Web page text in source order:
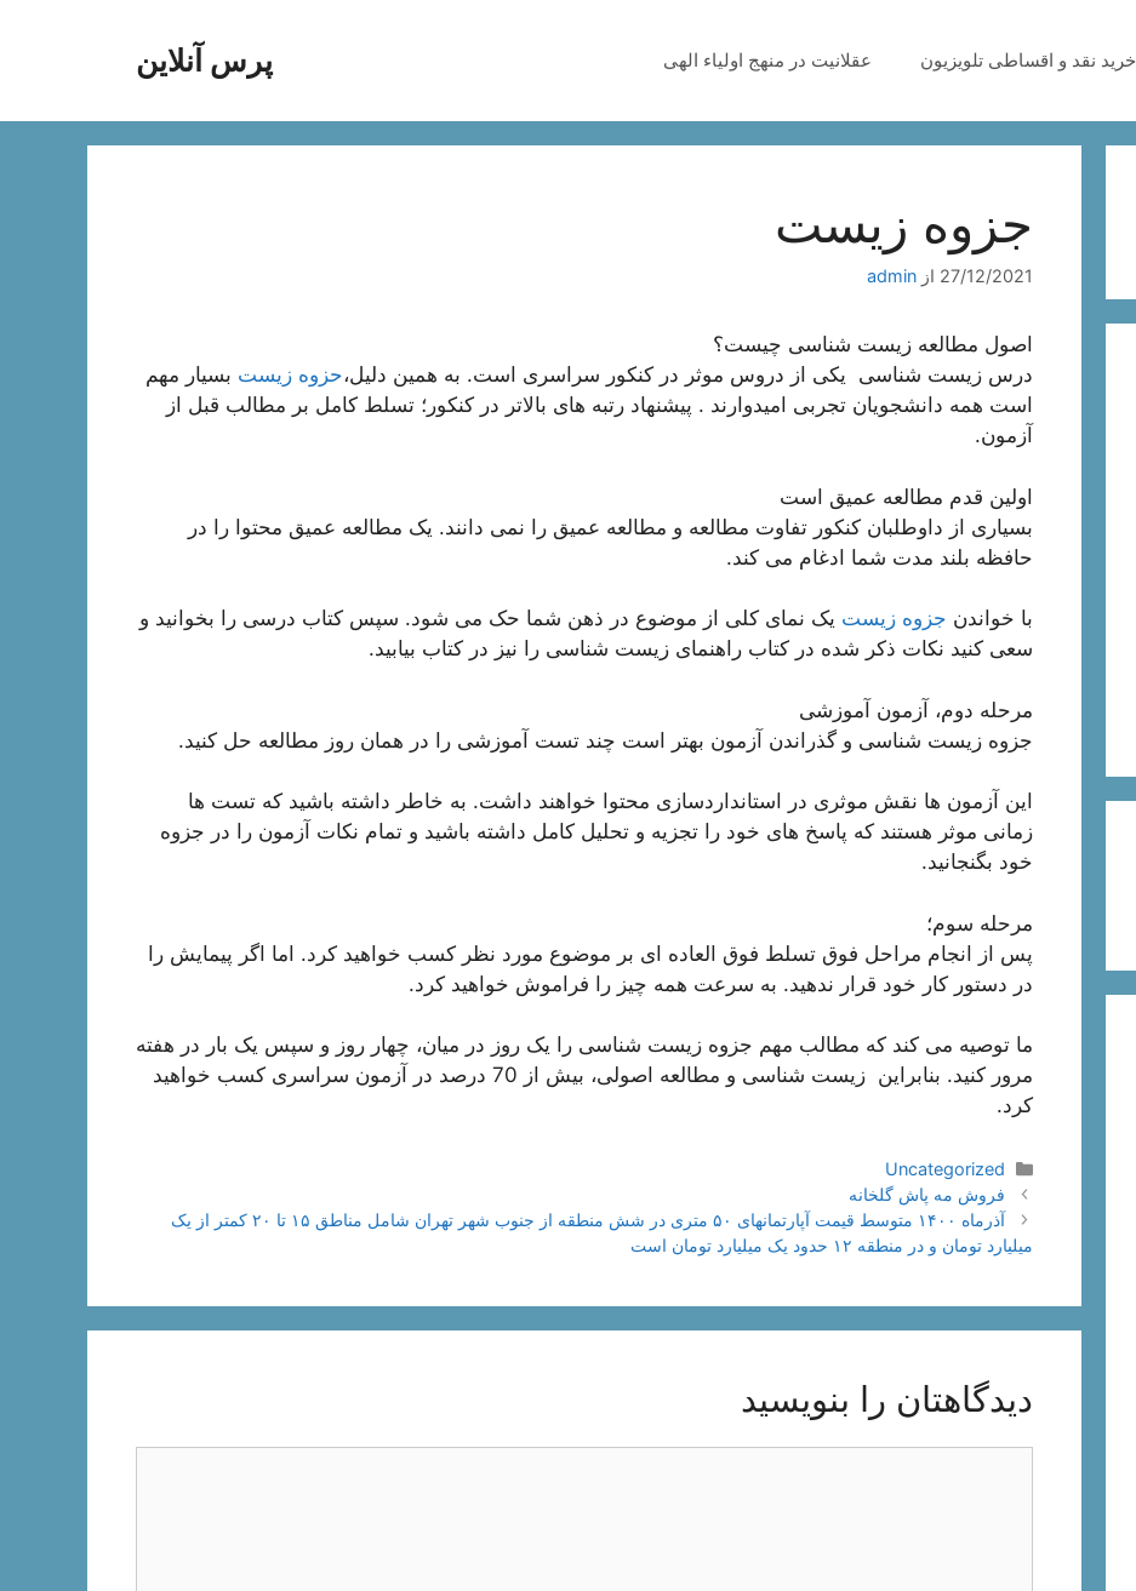
پرس آنلاین خرید نقد و اقساطی تلویزیون عقلانیت در منهج اولیاء الهی
جزوه زیست
27/12/2021 از admin
اصول مطالعه زیست شناسی چیست؟
درس زیست شناسی یکی از دروس موثر در کنکور سراسری است. به همین دلیل،حزوه زیست بسیار مهم
است همه دانشجویان تجربی امیدوارند . پیشنهاد رتبه های بالاتر در کنکور؛ تسلط کامل بر مطالب قبل از
آزمون.
اولین قدم مطالعه عمیق است
بسیاری از داوطلبان کنکور تفاوت مطالعه و مطالعه عمیق را نمی دانند. یک مطالعه عمیق محتوا را در
حافظه بلند مدت شما ادغام می کند.
با خواندن جزوه زیست یک نمای کلی از موضوع در ذهن شما حک می شود. سپس کتاب درسی را بخوانید و
سعی کنید نکات ذکر شده در کتاب راهنمای زیست شناسی را نیز در کتاب بیابید.
مرحله دوم، آزمون آموزشی
جزوه زیست شناسی و گذراندن آزمون بهتر است چند تست آموزشی را در همان روز مطالعه حل کنید.
این آزمون ها نقش موثری در استانداردسازی محتوا خواهند داشت. به خاطر داشته باشید که تست ها
زمانی موثر هستند که پاسخ های خود را تجزیه و تحلیل کامل داشته باشید و تمام نکات آزمون را در جزوه
خود بگنجانید.
مرحله سوم؛
پس از انجام مراحل فوق تسلط فوق العاده ای بر موضوع مورد نظر کسب خواهید کرد. اما اگر پیمایش را
در دستور کار خود قرار ندهید. به سرعت همه چیز را فراموش خواهید کرد.
ما توصیه می کند که مطالب مهم جزوه زیست شناسی را یک روز در میان، چهار روز و سپس یک بار در هفته
مرور کنید. بنابراین زیست شناسی و مطالعه اصولی، بیش از 70 درصد در آزمون سراسری کسب خواهید
کرد.
دسته‌ها
Uncategorized
ناوبری
نوشته‌ها
فروش مه پاش گلخانه
آذرماه ۱۴۰۰ متوسط قیمت آپارتمانهای ۵۰ متری در شش منطقه از جنوب شهر تهران شامل مناطق ۱۵ تا ۲۰ کمتر از یک
میلیارد تومان و در منطقه ۱۲ حدود یک میلیارد تومان است
دیدگاهتان را بنویسید